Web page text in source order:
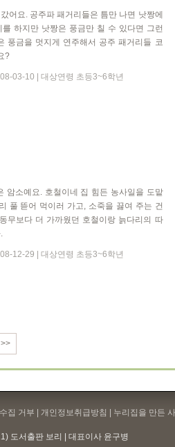
어요. 공주파 패거리들은 틈만 나면 낫짱에
하지만 낫짱은 풍금만 칠 수 있다면 그런
풍금을 멋지게 연주해서 공주 패거리들 코
?
03-10 | 대상연령 초등3~6학년
암소예요. 호철이네 집 힘든 농사일을 도맡
풀 뜯어 먹이러 가고, 소죽을 끓여 주는 건
무보다 더 가까웠던 호철이랑 늙다리의 따
12-29 | 대상연령 초등3~6학년
>>
집 거부 | 개인정보취급방침 | 누리집을 만든
도서출판 보리 | 대표이사 윤구병